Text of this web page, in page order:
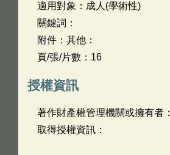
適用對象：成人(學術性)
關鍵詞：
附件：其他：
頁/張/片數：16
授權資訊
著作財產權管理機關或擁有者：
取得授權資訊：